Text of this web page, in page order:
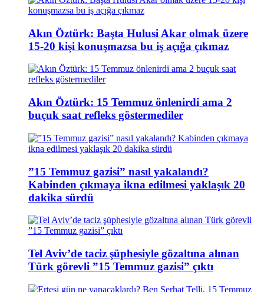
Akın Öztürk: Başta Hulusi Akar olmak üzere
15-20 kişi konuşmazsa bu iş açığa çıkmaz
Akın Öztürk: 15 Temmuz önlenirdi ama 2
buçuk saat refleks göstermediler
”15 Temmuz gazisi” nasıl yakalandı?
Kabinden çıkmaya ikna edilmesi yaklaşık 20
dakika sürdü
Tel Aviv’de taciz şüphesiyle gözaltına alınan
Türk görevli ”15 Temmuz gazisi” çıktı